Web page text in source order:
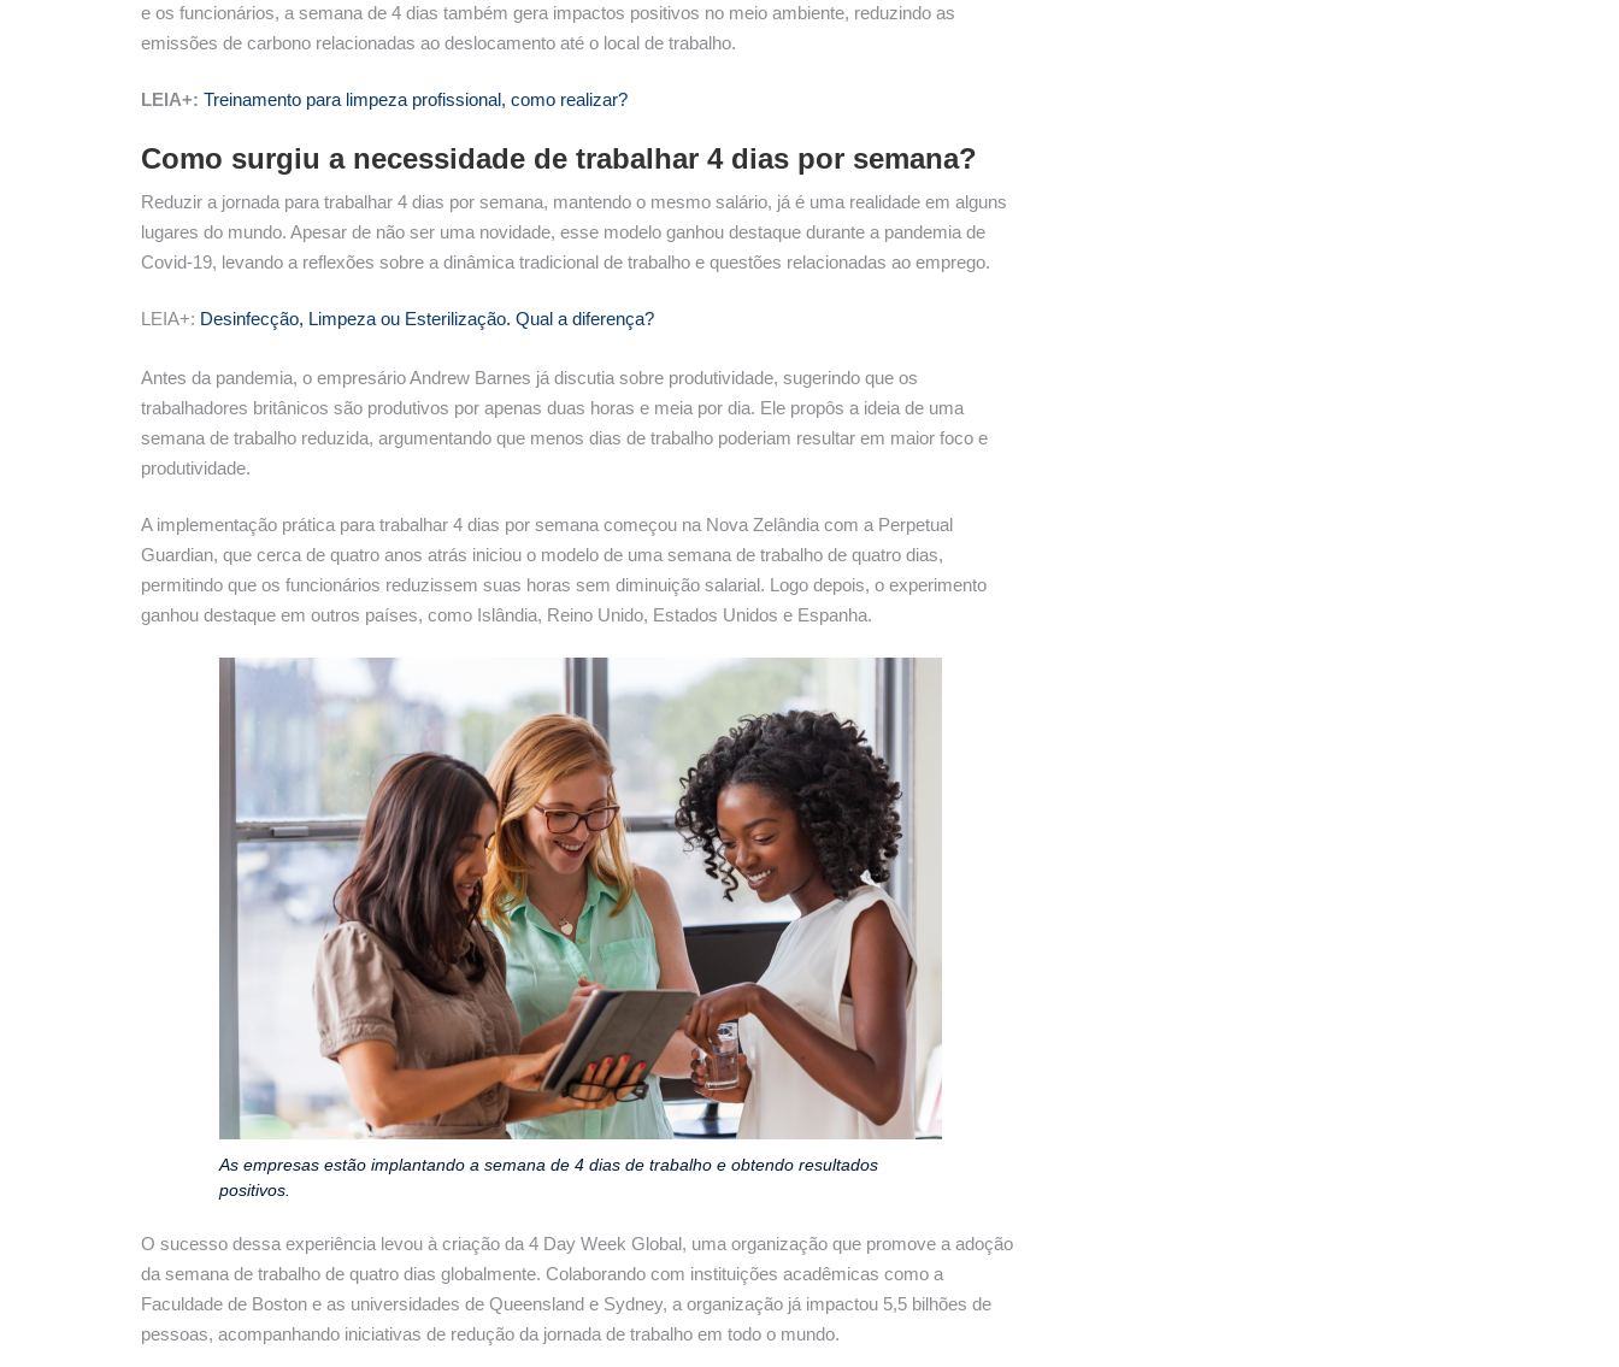
e os funcionários, a semana de 4 dias também gera impactos positivos no meio ambiente, reduzindo as
emissões de carbono relacionadas ao deslocamento até o local de trabalho.
LEIA+: Treinamento para limpeza profissional, como realizar?
Como surgiu a necessidade de trabalhar 4 dias por semana?
Reduzir a jornada para trabalhar 4 dias por semana, mantendo o mesmo salário, já é uma realidade em alguns
lugares do mundo. Apesar de não ser uma novidade, esse modelo ganhou destaque durante a pandemia de
Covid-19, levando a reflexões sobre a dinâmica tradicional de trabalho e questões relacionadas ao emprego.
LEIA+: Desinfecção, Limpeza ou Esterilização. Qual a diferença?
Antes da pandemia, o empresário Andrew Barnes já discutia sobre produtividade, sugerindo que os
trabalhadores britânicos são produtivos por apenas duas horas e meia por dia. Ele propôs a ideia de uma
semana de trabalho reduzida, argumentando que menos dias de trabalho poderiam resultar em maior foco e
produtividade.
A implementação prática para trabalhar 4 dias por semana começou na Nova Zelândia com a Perpetual
Guardian, que cerca de quatro anos atrás iniciou o modelo de uma semana de trabalho de quatro dias,
permitindo que os funcionários reduzissem suas horas sem diminuição salarial. Logo depois, o experimento
ganhou destaque em outros países, como Islândia, Reino Unido, Estados Unidos e Espanha.
As empresas estão implantando a semana de 4 dias de trabalho e obtendo resultados
positivos.
O sucesso dessa experiência levou à criação da 4 Day Week Global, uma organização que promove a adoção
da semana de trabalho de quatro dias globalmente. Colaborando com instituições acadêmicas como a
Faculdade de Boston e as universidades de Queensland e Sydney, a organização já impactou 5,5 bilhões de
pessoas, acompanhando iniciativas de redução da jornada de trabalho em todo o mundo.